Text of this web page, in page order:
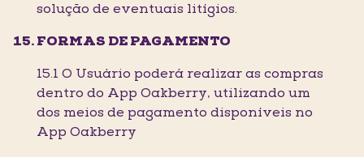
solução de eventuais litígios.
FORMAS DE PAGAMENTO
15.1 O Usuário poderá realizar as compras
dentro do App Oakberry, utilizando um
dos meios de pagamento disponíveis no
App Oakberry